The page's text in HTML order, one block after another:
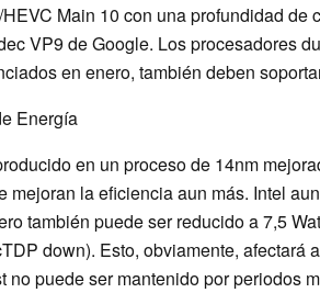
Main 10 con una profundidad de
VP9 de Google. Los procesadores
en enero, también deben
Energía
en un proceso de 14nm
mejoran la eficiencia aun más. Intel
también puede ser reducido a 7,5
down). Esto, obviamente, afectará
no puede ser mantenido por periodos